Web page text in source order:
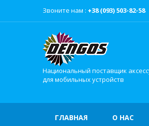
Звоните нам : +38 (093) 503-82-58
Национальный поставщик
для мобильных устройств
ГЛАВНАЯ О НАС